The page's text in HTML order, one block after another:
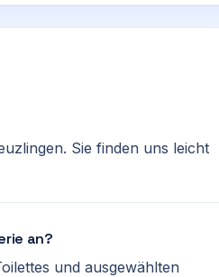
Sie finden uns leicht
an?
und ausgewählten